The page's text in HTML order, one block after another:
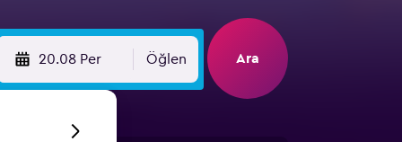
20.08 Per Öğlen Ara